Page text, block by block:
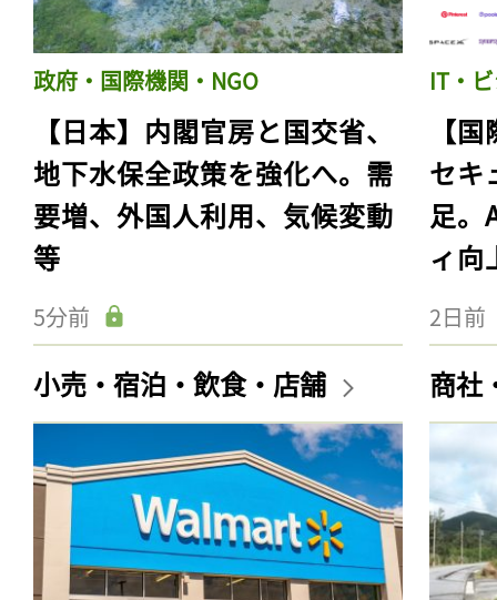
政府・国際機関・NGO
【日本】内閣官房と国交省、
地下水保全政策を強化へ。需
要増、外国人利用、気候変動
等
5分前
IT・
【
セキ
足。
ィ向
2日前
小売・宿泊・飲食・店舗 商社